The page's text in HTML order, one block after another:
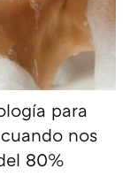
para
nos
80%